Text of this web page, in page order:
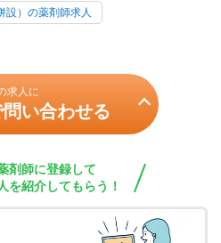
設）の薬剤師求人
求人に
い合わせる
剤師に登録して
を紹介してもらう！